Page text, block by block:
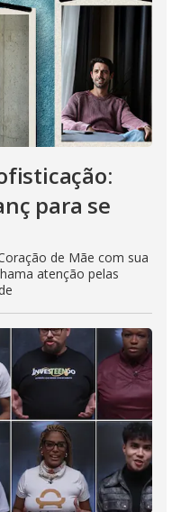
para se
de Mãe com sua
atenção pelas